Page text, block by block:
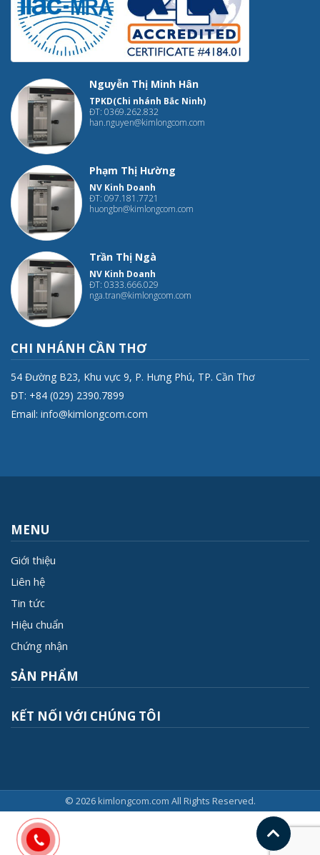
Nguyễn Thị Minh Hân
TPKD(Chi nhánh Bắc Ninh)
ĐT: 0369.262.832
han.nguyen@kimlongcom.com
Phạm Thị Hường
NV Kinh Doanh
ĐT: 097.181.7721
huongbn@kimlongcom.com
Trần Thị Ngà
NV Kinh Doanh
ĐT: 0333.666.029
nga.tran@kimlongcom.com
CHI NHÁNH CẦN THƠ
54 Đường B23, Khu vực 9, P. Hưng Phú, TP. Cần Thơ
ĐT: +84 (029) 2390.7899
Email: info@kimlongcom.com
MENU
Giới thiệu
Liên hệ
Tin tức
Hiệu chuẩn
Chứng nhận
SẢN PHẨM
KẾT NỐI VỚI CHÚNG TÔI
© 2026 kimlongcom.com All Rights Reserved.